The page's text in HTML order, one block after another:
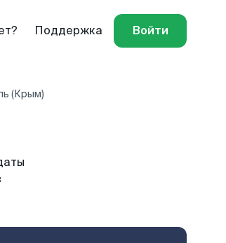
Поддержка Войти
(Крым)